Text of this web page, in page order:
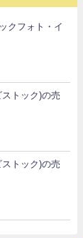
クフォト・イ
トック)の売
トック)の売